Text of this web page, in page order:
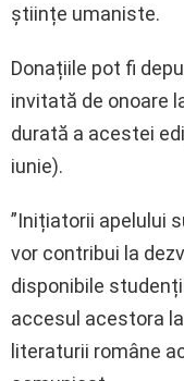
științe umaniste.
Donațiile pot fi
invitată de onoare
durată a acestei
iunie).
”Inițiatorii apelului
vor contribui la
disponibile
accesul acestora
literaturii române